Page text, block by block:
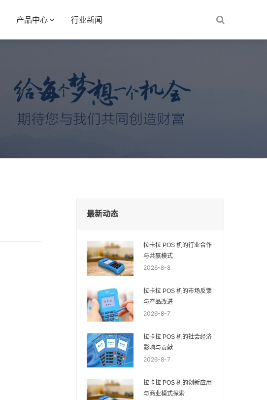
产品中心 行业新闻
最新动态
拉卡拉 POS 机的行业合作
与共赢模式
2026-8-8
拉卡拉 POS 机的市场反馈
与产品改进
2026-8-7
拉卡拉 POS 机的社会经济
影响与贡献
2026-8-7
拉卡拉 POS 机的创新应用
与商业模式探索